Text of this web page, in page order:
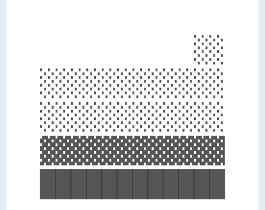
          ░░
░░░░░░░░░░░░
░░░░░░░░░░░░
▓▓▓▓▓▓▓▓▓▓▓▓